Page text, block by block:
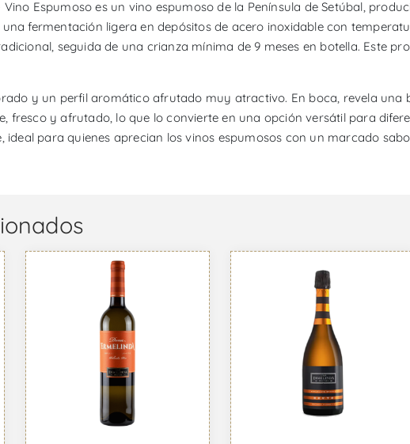
Vino Espumoso es un vino espumoso de la Península de Setúbal,
fermentación ligera en depósitos de acero inoxidable con
seguida de una crianza mínima de 9 meses en botella. Este
y un perfil aromático afrutado muy atractivo. En boca, revela
fresco y afrutado, lo que lo convierte en una opción versátil para
ideal para quienes aprecian los vinos espumosos con un marcado